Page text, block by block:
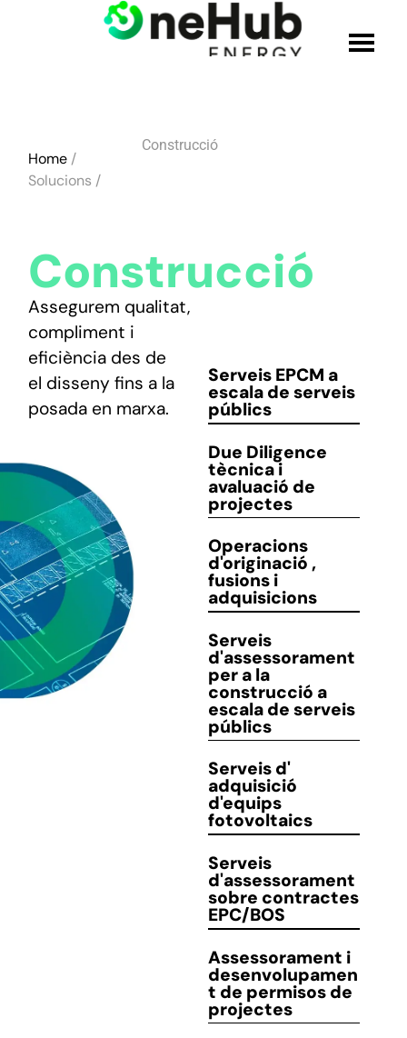
SOLUCIONS
CREDENCIALS
UNEIX-TE A L'EQUIP
BLOC
Home /
Solucions /
Construcció
Construcció
Assegurem qualitat,
compliment i
eficiència des de
el disseny fins a la
posada en marxa.
Serveis EPCM a
escala de serveis
públics
Due Diligence
tècnicai
avaluació de
projectes
Operacions
d'originació ,
fusions i
adquisicions
Serveis
d'assessorament
per a la
construcció a
escala de serveis
públics
Serveis d'
adquisició
d'equips
fotovoltaics
Serveis
d'assessorament
sobre contractes
EPC/BOS
Assessorament i
desenvolupamen
t de permisos de
projectes